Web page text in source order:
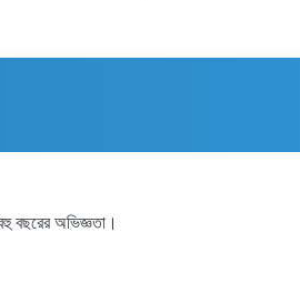
বছরের অভিজ্ঞতা।